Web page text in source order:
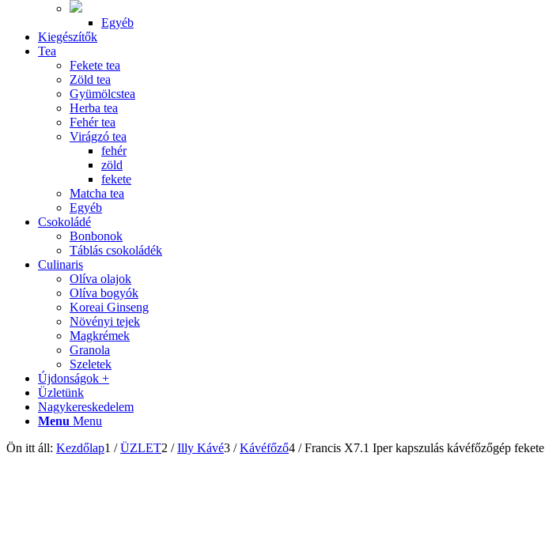
Egyéb
Kiegészítők
Tea
Fekete tea
Zöld tea
Gyümölcstea
Herba tea
Fehér tea
Virágzó tea
fehér
zöld
fekete
Matcha tea
Egyéb
Csokoládé
Bonbonok
Táblás csokoládék
Culinaris
Olíva olajok
Olíva bogyók
Koreai Ginseng
Növényi tejek
Magkrémek
Granola
Szeletek
Újdonságok +
Üzletünk
Nagykereskedelem
Menu Menu
Ön itt áll: Kezdőlap1 / ÜZLET2 / Illy Kávé3 / Kávéfőző4 / Francis X7.1 Iper kapszulás kávéfőzőgép fekete